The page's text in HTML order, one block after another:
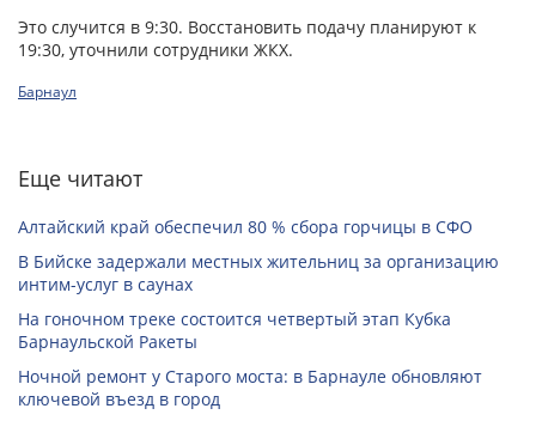
Это случится в 9:30. Восстановить подачу планируют к
19:30, уточнили сотрудники ЖКХ.
Барнаул
Еще читают
Алтайский край обеспечил 80 % сбора горчицы в СФО
В Бийске задержали местных жительниц за организацию
интим-услуг в саунах
На гоночном треке состоится четвертый этап Кубка
Барнаульской Ракеты
Ночной ремонт у Старого моста: в Барнауле обновляют
ключевой въезд в город